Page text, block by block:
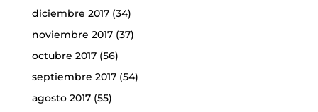
diciembre 2017(34)
noviembre 2017(37)
octubre 2017(56)
septiembre 2017(54)
agosto 2017(55)